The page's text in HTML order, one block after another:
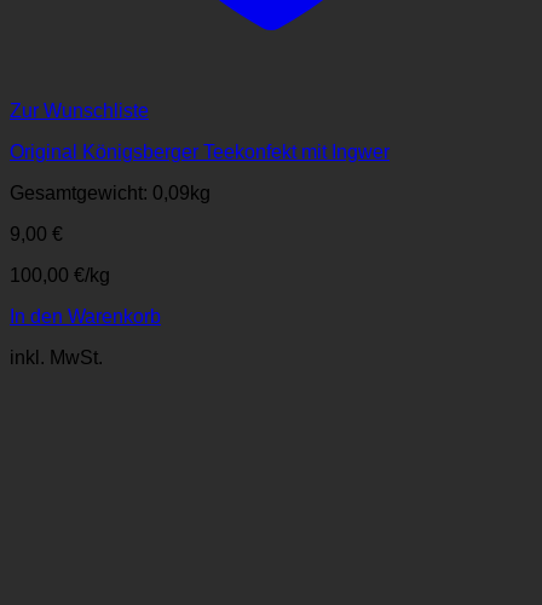
Zur Wunschliste
Original Königsberger Teekonfekt mit Ingwer
Gesamtgewicht: 0,09 kg
9,00 €
100,00 €/kg
In den Warenkorb
inkl. MwSt.